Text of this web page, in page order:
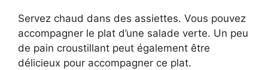
Servez chaud dans des assiettes. Vous pouvez
accompagner le plat d’une salade verte. Un peu
de pain croustillant peut également être
délicieux pour accompagner ce plat.